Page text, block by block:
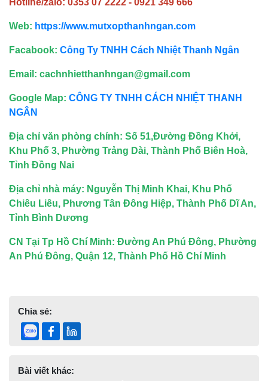
Hotline/zalo: 0353 07 2222 - 0921 349 666
Web: https://www.mutxopthanhngan.com
Facabook: Công Ty TNHH Cách Nhiệt Thanh Ngân
Email: cachnhietthanhngan@gmail.com
Google Map: CÔNG TY TNHH CÁCH NHIỆT THANH
NGÂN
Địa chỉ văn phòng chính: Số 51,Đường Đồng Khởi,
Khu Phố 3, Phường Trảng Dài, Thành Phố Biên Hoà,
Tỉnh Đồng Nai
Địa chỉ nhà máy: Nguyễn Thị Minh Khai, Khu Phố
Chiêu Liêu, Phương Tân Đông Hiệp, Thành Phố Dĩ An,
Tỉnh Bình Dương
CN Tại Tp Hồ Chí Minh: Đường An Phú Đông, Phường
An Phú Đông, Quận 12, Thành Phố Hồ Chí Minh
Chia sẻ:
Bài viết khác: